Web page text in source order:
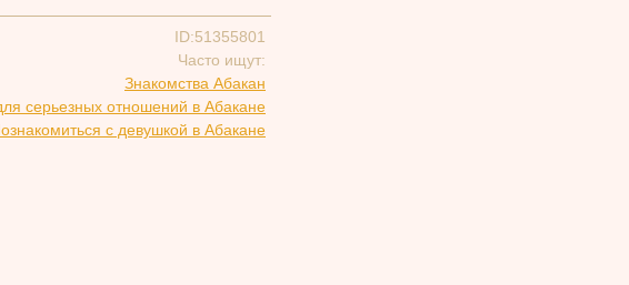
ID:51355801
Часто ищут:
Знакомства Абакан
серьезных отношений в Абакане
с девушкой в Абакане